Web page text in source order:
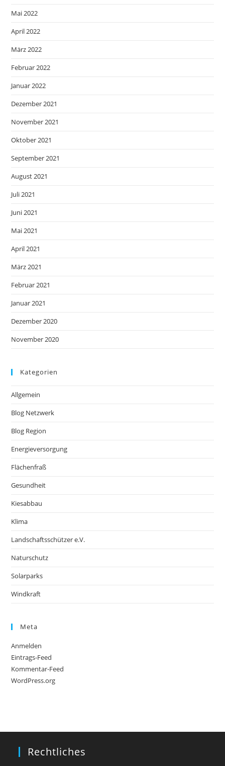
Mai 2022
April 2022
März 2022
Februar 2022
Januar 2022
Dezember 2021
November 2021
Oktober 2021
September 2021
August 2021
Juli 2021
Juni 2021
Mai 2021
April 2021
März 2021
Februar 2021
Januar 2021
Dezember 2020
November 2020
Kategorien
Allgemein
Blog Netzwerk
Blog Region
Energieversorgung
Flächenfraß
Gesundheit
Kiesabbau
Klima
Landschaftsschützer e.V.
Naturschutz
Solarparks
Windkraft
Meta
Anmelden
Eintrags-Feed
Kommentar-Feed
WordPress.org
Rechtliches